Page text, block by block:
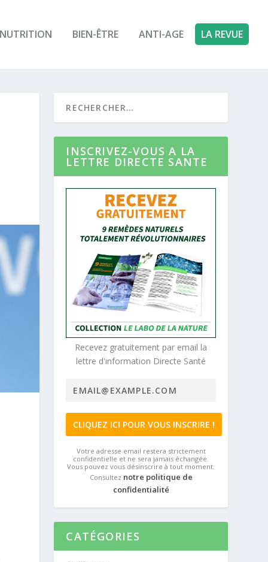
NUTRITION BIEN-ÊTRE ANTI-AGE LA REVUE
INSCRIVEZ-VOUS A LA
LETTRE DIRECTE SANTE
Recevez gratuitement par email la
lettre d'information Directe Santé
Votre adresse email restera strictement
confidentielle et ne sera jamais échangée.
Vous pouvez vous désinscrire à tout moment.
Consultez notre politique de
confidentialité
CATÉGORIES